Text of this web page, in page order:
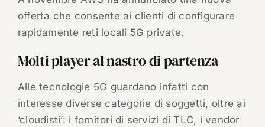
offerta che consente ai clienti di configurare
rapidamente reti locali 5G private.
Molti player al nastro di partenza
Alle tecnologie 5G guardano infatti con
interesse diverse categorie di soggetti, oltre ai
‘cloudisti’: i fornitori di servizi di TLC, i vendor